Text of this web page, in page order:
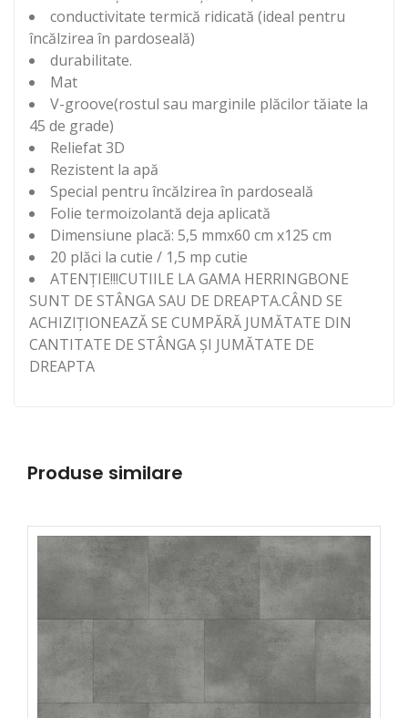
conductivitate termică ridicată (ideal pentru
încălzirea în pardoseală)
durabilitate.
Mat
V-groove(rostul sau marginile plăcilor tăiate la
45 de grade)
Reliefat 3D
Rezistent la apă
Special pentru încălzirea în pardoseală
Folie termoizolantă deja aplicată
Dimensiune placă: 5,5 mmx60 cm x125 cm
20 plăci la cutie / 1,5 mp cutie
ATENȚIE!!!CUTIILE LA GAMA HERRINGBONE
SUNT DE STÂNGA SAU DE DREAPTA.CÂND SE
ACHIZIȚIONEAZĂ SE CUMPĂRĂ JUMĂTATE DIN
CANTITATE DE STÂNGA ȘI JUMĂTATE DE
DREAPTA
Produse similare